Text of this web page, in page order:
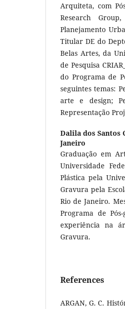
Arquiteta, com
Research
Planejamento
Titular DE do
Belas Artes, da
de Pesquisa
do Programa de
seguintes temas:
arte e design;
Representação
Dalila dos Santos
Janeiro
Graduação em
Universidade
Plástica pela
Gravura pela
Rio de Janeiro.
Programa de
experiência na
Gravura.
References
ARGAN, G. C.